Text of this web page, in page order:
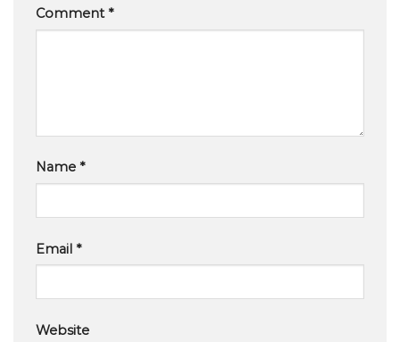
Comment*
Name *
Email *
Website